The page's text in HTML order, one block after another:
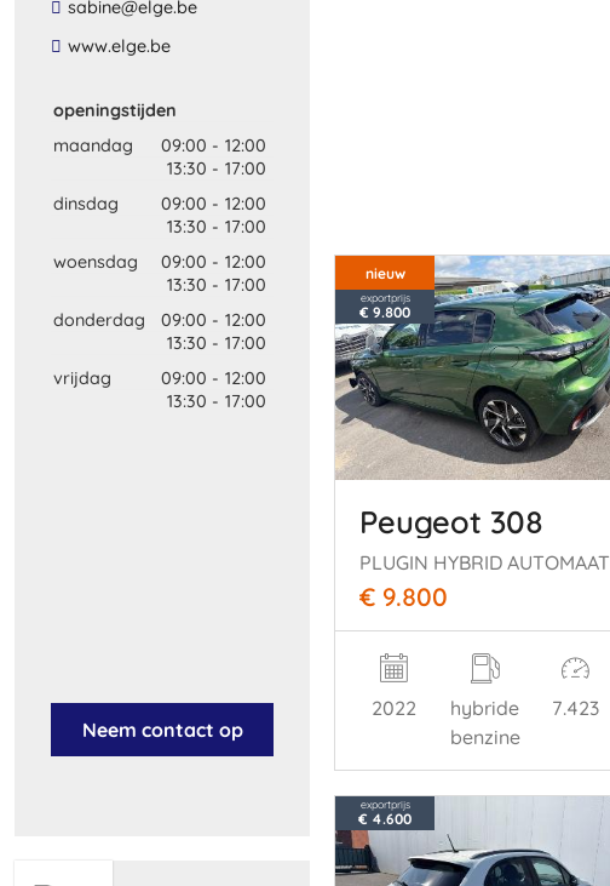
​sabine​@​elge​.​be​
​www​.​elge​.​be​
openingstijden
maandag
09:00 - 12:00
13:30 - 17:00
dinsdag
09:00 - 12:00
13:30 - 17:00
woensdag
09:00 - 12:00
13:30 - 17:00
donderdag
09:00 - 12:00
13:30 - 17:00
vrijdag
09:00 - 12:00
13:30 - 17:00
Neem contact op
nieuw
exportprijs
€ 9.800
Peugeot 308
PLUGIN HYBRID AUTOMAAT
€ 9.800
2022
hybride
benzine
7.423
exportprijs
€ 4.600